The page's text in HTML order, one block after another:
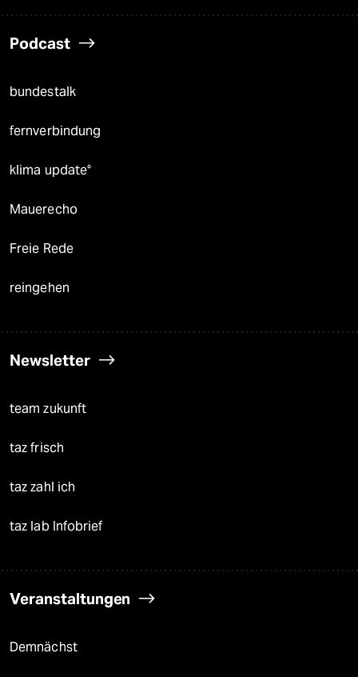
Podcast
bundestalk
fernverbindung
klima update°
Mauerecho
Freie Rede
reingehen
Newsletter
team zukunft
taz frisch
taz zahl ich
taz lab Infobrief
Veranstaltungen
Demnächst